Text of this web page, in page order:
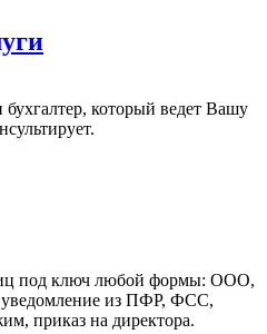
который ведет Вашу
под ключ любой формы: ООО,
из ПФР, ФСС,
приказ на директора.